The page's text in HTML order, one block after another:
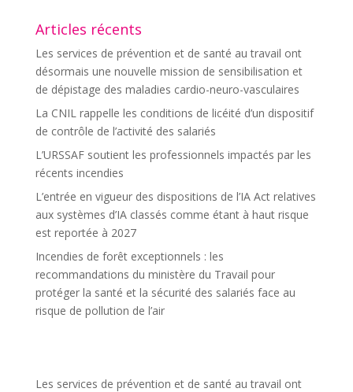
Articles récents
Les services de prévention et de santé au travail ont
désormais une nouvelle mission de sensibilisation et
de dépistage des maladies cardio-neuro-vasculaires
La CNIL rappelle les conditions de licéité d’un dispositif
de contrôle de l’activité des salariés
L’URSSAF soutient les professionnels impactés par les
récents incendies
L’entrée en vigueur des dispositions de l’IA Act relatives
aux systèmes d’IA classés comme étant à haut risque
est reportée à 2027
Incendies de forêt exceptionnels : les
recommandations du ministère du Travail pour
protéger la santé et la sécurité des salariés face au
risque de pollution de l’air
Les services de prévention et de santé au travail ont